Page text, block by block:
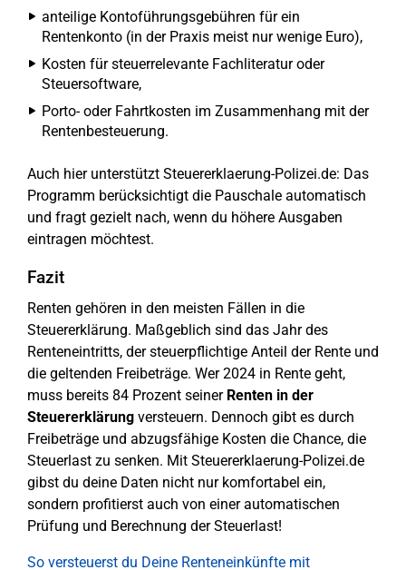
anteilige Kontoführungsgebühren für ein
Rentenkonto (in der Praxis meist nur wenige Euro),
Kosten für steuerrelevante Fachliteratur oder
Steuersoftware,
Porto- oder Fahrtkosten im Zusammenhang mit der
Rentenbesteuerung.
Auch hier unterstützt Steuererklaerung-Polizei.de: Das
Programm berücksichtigt die Pauschale automatisch
und fragt gezielt nach, wenn du höhere Ausgaben
eintragen möchtest.
Fazit
Renten gehören in den meisten Fällen in die
Steuererklärung. Maßgeblich sind das Jahr des
Renteneintritts, der steuerpflichtige Anteil der Rente und
die geltenden Freibeträge. Wer 2024 in Rente geht,
muss bereits 84 Prozent seiner Renten in der
Steuererklärung versteuern. Dennoch gibt es durch
Freibeträge und abzugsfähige Kosten die Chance, die
Steuerlast zu senken. Mit Steuererklaerung-Polizei.de
gibst du deine Daten nicht nur komfortabel ein,
sondern profitierst auch von einer automatischen
Prüfung und Berechnung der Steuerlast!
So versteuerst du Deine Renteneinkünfte mit